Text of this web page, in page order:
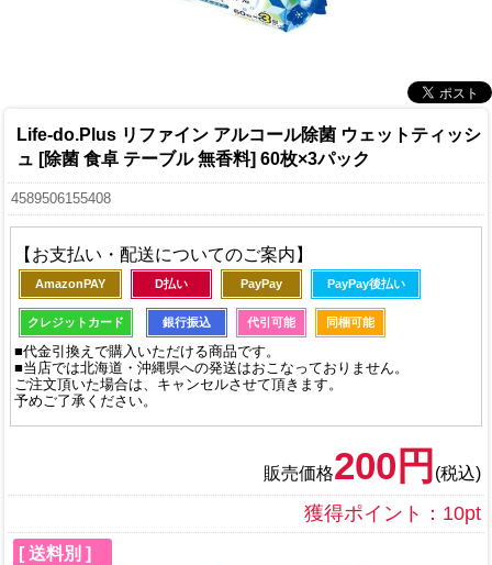
Life-do.Plus リファイン アルコール除菌 ウェットティッシ
ュ [除菌 食卓 テーブル 無香料] 60枚×3パック
4589506155408
【お支払い・配送についてのご案内】
AmazonPAY D払い PayPay PayPay後払い
クレジットカード 銀行振込 代引可能 同梱可能
■代金引換えで購入いただける商品です。
■当店では北海道・沖縄県への発送はおこなっておりません。
ご注文頂いた場合は、キャンセルさせて頂きます。
予めご了承ください。
販売価格200円 (税込)
獲得ポイント：10pt
[ 送料別 ]